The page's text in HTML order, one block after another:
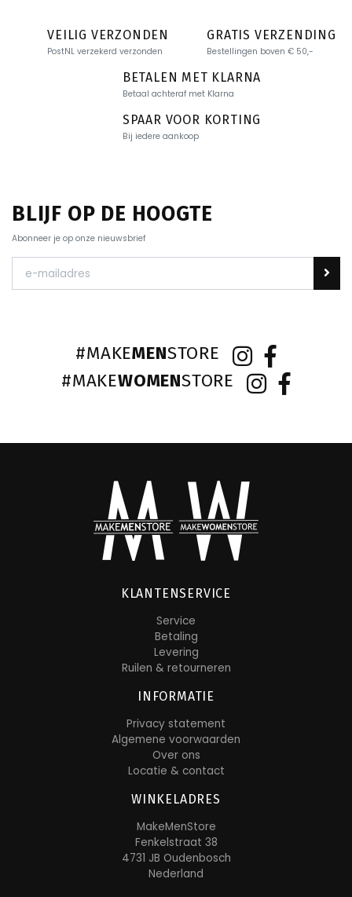
VEILIG VERZONDEN
PostNL verzekerd verzonden
GRATIS VERZENDING
Bestellingen boven € 50,-
BETALEN MET KLARNA
Betaal achteraf met Klarna
SPAAR VOOR KORTING
Bij iedere aankoop
BLIJF OP DE HOOGTE
Abonneer je op onze nieuwsbrief
#MAKEMENSTORE
#MAKEWOMENSTORE
KLANTENSERVICE
Service
Betaling
Levering
Ruilen & retourneren
INFORMATIE
Privacy statement
Algemene voorwaarden
Over ons
Locatie & contact
WINKELADRES
MakeMenStore
Fenkelstraat 38
4731 JB Oudenbosch
Nederland